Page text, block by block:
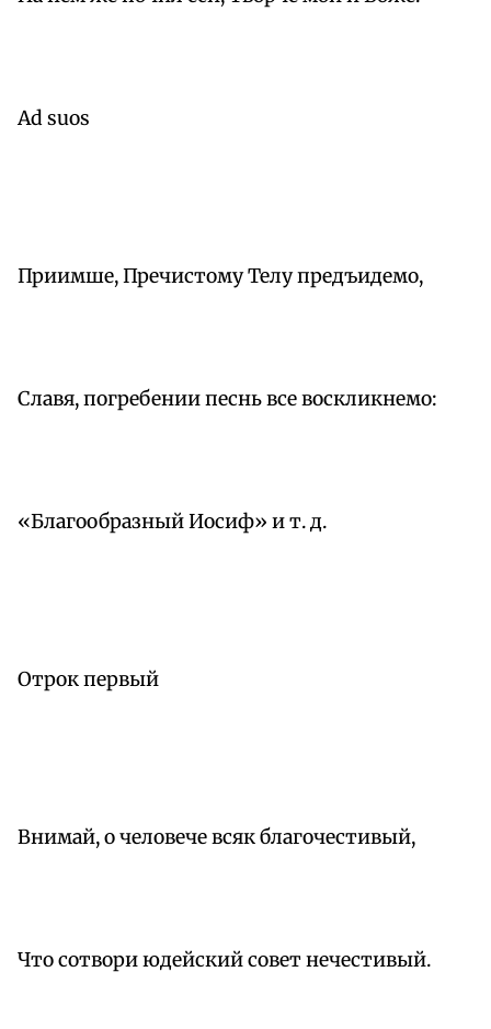
Ad suos
Приимше, Пречистому Телу предъидемо,
Славя, погребении песнь все воскликнемо:
«Благообразный Иосиф» и т. д.
Отрок первый
Внимай, о человече всяк благочестивый,
Что сотвори юдейский совет нечестивый.